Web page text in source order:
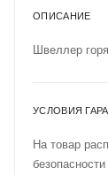
ОПИСАНИЕ
Швеллер
УСЛОВИЯ
На товар